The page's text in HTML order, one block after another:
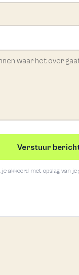
Verstuur
akkoord met opslag van je